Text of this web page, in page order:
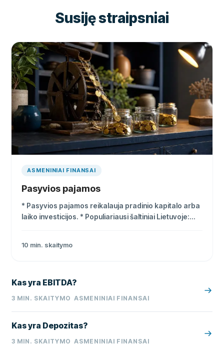
Susiję straipsniai
ASMENINIAI FINANSAI
Pasyvios pajamos
* Pasyvios pajamos reikalauja pradinio kapitalo arba
laiko investicijos. * Populiariausi šaltiniai Lietuvoje:
%, pirmieji 500 € per metus neapmokestinami.
10 min. skaitymo
Kas yra EBITDA?
3 MIN. SKAITYMO ASMENINIAI FINANSAI
Kas yra Depozitas?
3 MIN. SKAITYMO ASMENINIAI FINANSAI